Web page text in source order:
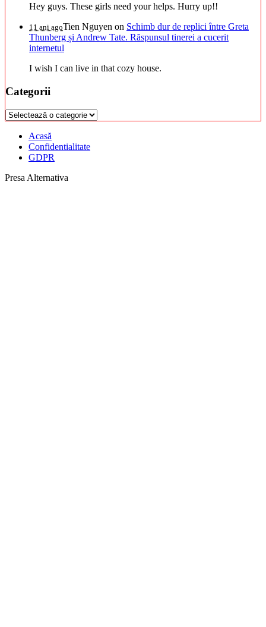
Hey guys. These girls need your helps. Hurry up!!
11 ani agoTien Nguyen on Schimb dur de replici între Greta
Thunberg și Andrew Tate. Răspunsul tinerei a cucerit
internetul
I wish I can live in that cozy house.
Categorii
Categorii
Acasă
Confidentialitate
GDPR
Presa Alternativa